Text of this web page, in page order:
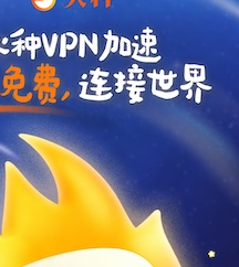
支持[0] 反对
支持
反对 [0]